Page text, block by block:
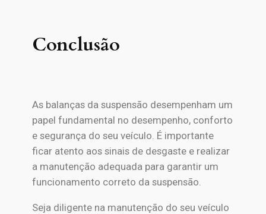
Conclusão
As balanças da suspensão desempenham um
papel fundamental no desempenho, conforto
e segurança do seu veículo. É importante
ficar atento aos sinais de desgaste e realizar
a manutenção adequada para garantir um
funcionamento correto da suspensão.
Seja diligente na manutenção do seu veículo